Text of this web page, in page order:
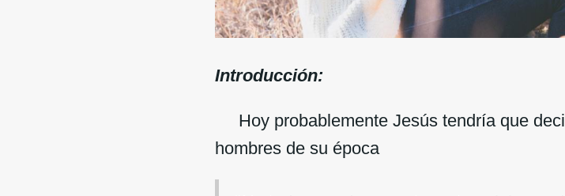
Introducción:
Hoy probablemente Jesús tendría que
hombres de su época